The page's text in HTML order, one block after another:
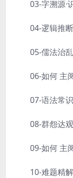
03-字溯源·
04-逻辑推断
05-儒法治乱
06-如何 主
07-语法常识
08-群怨达观
09-如何 主
10-难题精解